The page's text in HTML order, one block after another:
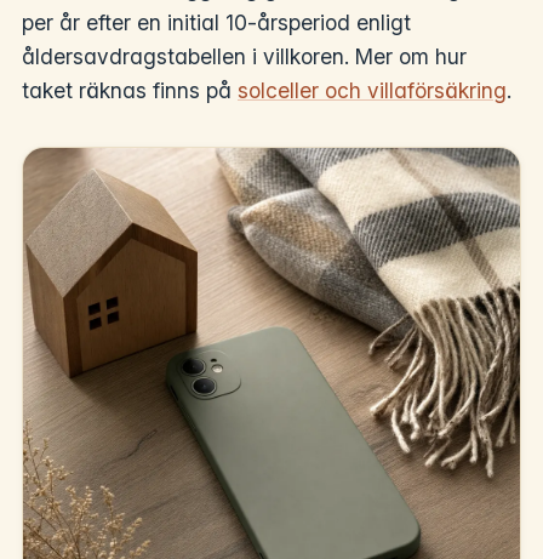
per år efter en initial 10-årsperiod enligt
åldersavdragstabellen i villkoren. Mer om hur
taket räknas finns på solceller och villaförsäkring.